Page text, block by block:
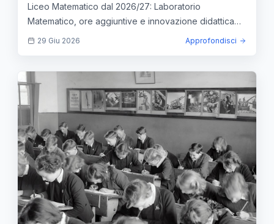
Liceo Matematico dal 2026/27: Laboratorio
Matematico, ore aggiuntive e innovazione didattica
per gli studenti.
29 Giu 2026 Approfondisci